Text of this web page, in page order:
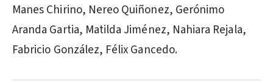
Manes Chirino, Nereo Quiñonez, Gerónimo
Aranda Gartia, Matilda Jiménez, Nahiara Rejala,
Fabricio González, Félix Gancedo.